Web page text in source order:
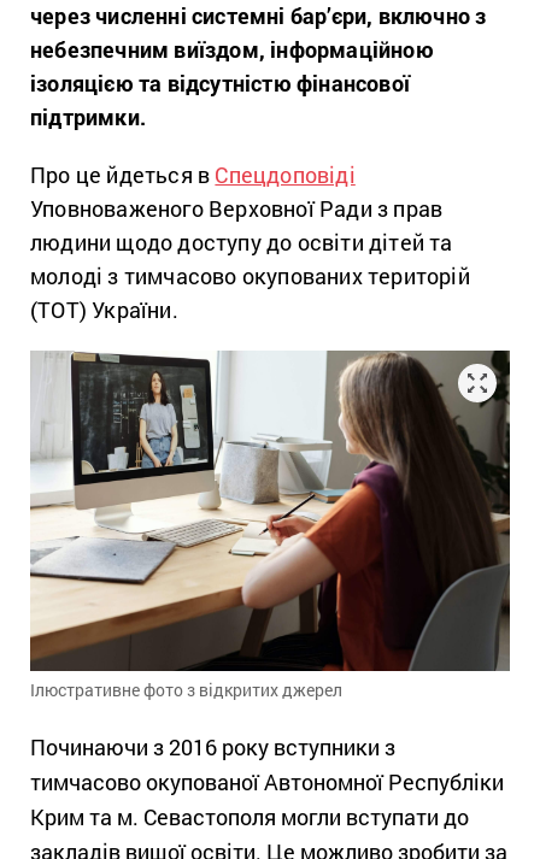
через численні системні бар’єри, включно з
небезпечним виїздом, інформаційною
ізоляцією та відсутністю фінансової
підтримки.
Про це йдеться в Спецдоповіді
Уповноваженого Верховної Ради з прав
людини щодо доступу до освіти дітей та
молоді з тимчасово окупованих територій
(ТОТ) України.
Ілюстративне фото з відкритих джерел
Починаючи з 2016 року вступники з
тимчасово окупованої Автономної Республіки
Крим та м. Севастополя могли вступати до
закладів вищої освіти. Це можливо зробити за